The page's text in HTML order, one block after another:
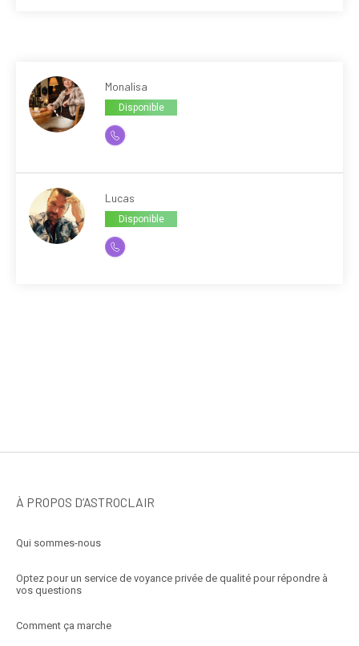
Monalisa
Disponible
Lucas
Disponible
À PROPOS D’ASTROCLAIR
Qui sommes-nous
Optez pour un service de voyance privée de qualité pour répondre à
vos questions
Comment ça marche